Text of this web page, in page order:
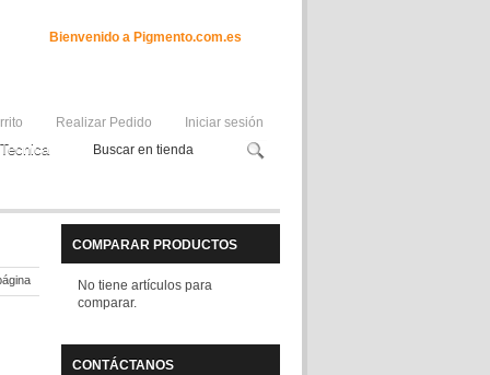
Bienvenido a Pigmento.com.es
Realizar Pedido Iniciar sesión
COMPARAR PRODUCTOS
No tiene artículos para
comparar.
CONTÁCTANOS